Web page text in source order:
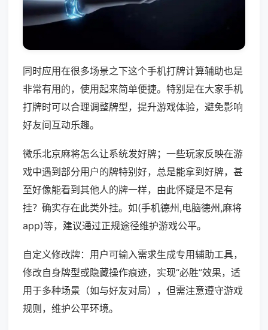
同时应用在很多场景之下这个手机打牌计算辅助也是
非常有用的，使用起来简单便捷。特别是在大家手机
打牌时可以合理调整牌型，提升游戏体验，避免影响
好友间互动乐趣。
微乐北京麻将怎么让系统发好牌；一些玩家反映在游
戏中遇到部分用户的牌特别好，总是能拿到好牌，甚
至好像能看到其他人的牌一样，由此怀疑是不是有
挂？确实存在此类外挂。如(手机德州,电脑德州,麻将
app)等，建议通过正规途径维护游戏公平。
自定义修改牌：用户可输入需求生成专用辅助工具，
修改自身牌型或隐藏操作痕迹，实现“必胜”效果，适
用于多种场景（如与好友对局），但需注意遵守游戏
规则，维护公平环境。